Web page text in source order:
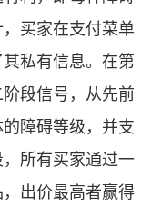
买家在支付菜单
私有信息。在第
段信号，从先前
障碍等级，并支
所有买家通过一
出价最高者赢得